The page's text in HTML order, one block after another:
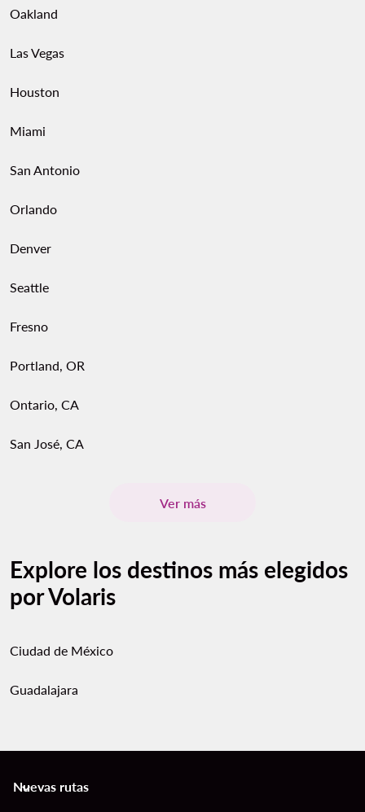
Oakland
Las Vegas
Houston
Miami
San Antonio
Orlando
Denver
Seattle
Fresno
Portland, OR
Ontario, CA
San José, CA
Ver más
Explore los destinos más elegidos
por Volaris
Ciudad de México
Guadalajara
Nuevas rutas
keyboard_arrow_down